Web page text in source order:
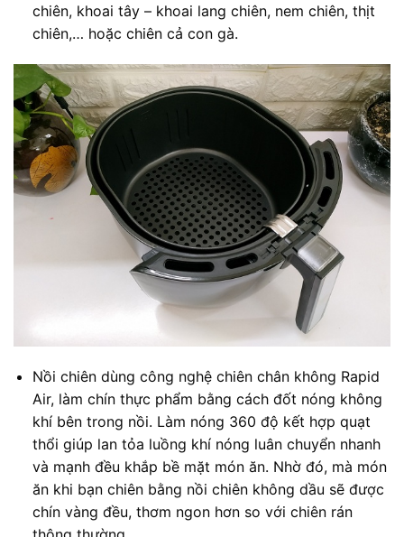
chiên, khoai tây – khoai lang chiên, nem chiên, thịt
chiên,… hoặc chiên cả con gà.
Nồi chiên dùng công nghệ chiên chân không Rapid
Air, làm chín thực phẩm bằng cách đốt nóng không
khí bên trong nồi. Làm nóng 360 độ kết hợp quạt
thổi giúp lan tỏa luồng khí nóng luân chuyển nhanh
và mạnh đều khắp bề mặt món ăn. Nhờ đó, mà món
ăn khi bạn chiên bằng nồi chiên không dầu sẽ được
chín vàng đều, thơm ngon hơn so với chiên rán